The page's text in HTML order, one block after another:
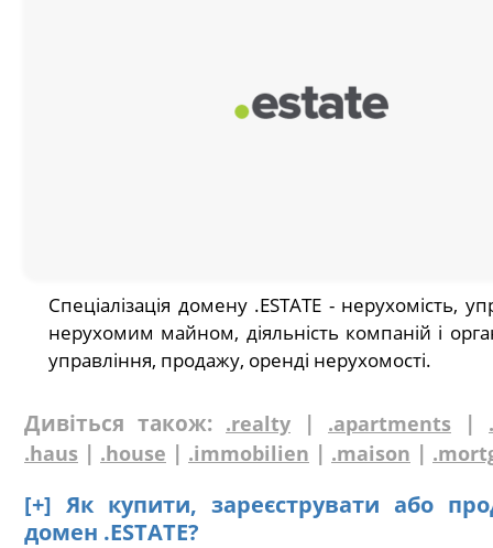
Спеціалізація домену .ESTATE - нерухомість,
нерухомим майном, діяльність компаній і
управління, продажу, оренді нерухомості.
Дивіться також: .realty | .apartments |
.haus | .house | .immobilien | .maison |
[+] Як купити, зареєструвати або
домен .ESTATE?